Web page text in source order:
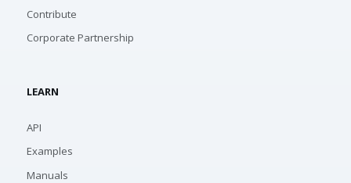
Contribute
Corporate Partnership
LEARN
API
Examples
Manuals